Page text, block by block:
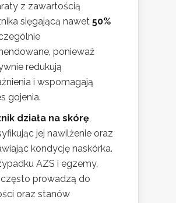
z zawartością
sięgającą nawet 50%
ponieważ
redukują
i wspomagają
gojenia.
działa na skórę,
jej nawilżenie oraz
kondycję naskórka.
AZS i egzemy,
prowadzą do
oraz stanów